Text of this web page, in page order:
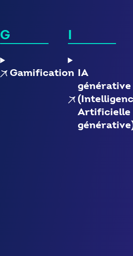
G
Gamification
I
IA
générative
Artificielle